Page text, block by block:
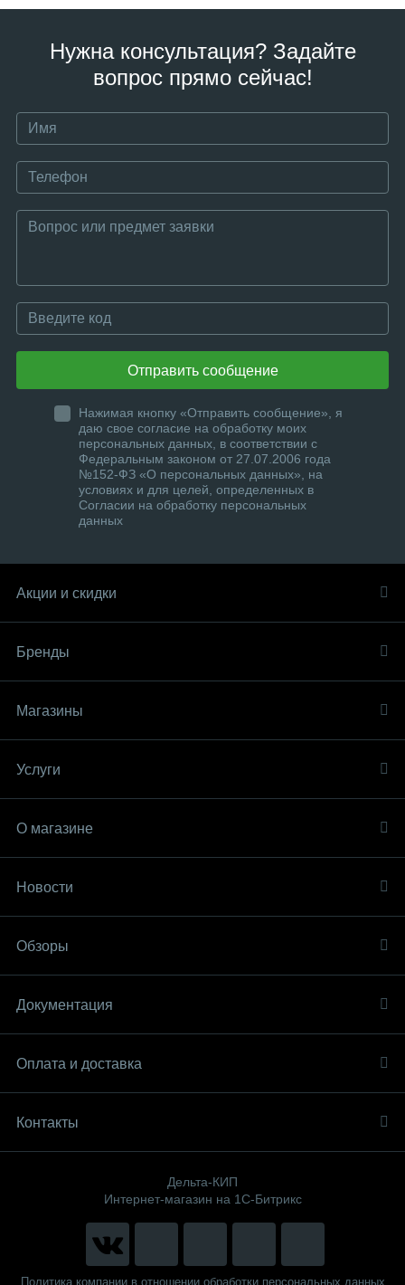
Нужна консультация? Задайте
вопрос прямо сейчас!
Отправить сообщение
Нажимая кнопку «Отправить сообщение», я
даю свое согласие на обработку моих
персональных данных, в соответствии с
Федеральным законом от 27.07.2006 года
№152-ФЗ «О персональных данных», на
условиях и для целей, определенных в
Согласии на обработку персональных
данных
Акции и скидки
Бренды
Магазины
Услуги
О магазине
Новости
Обзоры
Документация
Оплата и доставка
Контакты
Дельта-КИП
Интернет-магазин на 1С-Битрикс
Политика компании в отношении обработки персональных данных